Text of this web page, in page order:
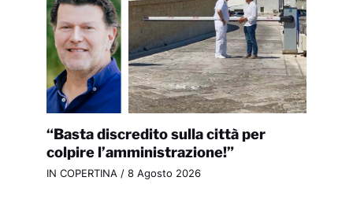
“Basta discredito sulla città per
colpire l’amministrazione!”
IN COPERTINA / 8 Agosto 2026